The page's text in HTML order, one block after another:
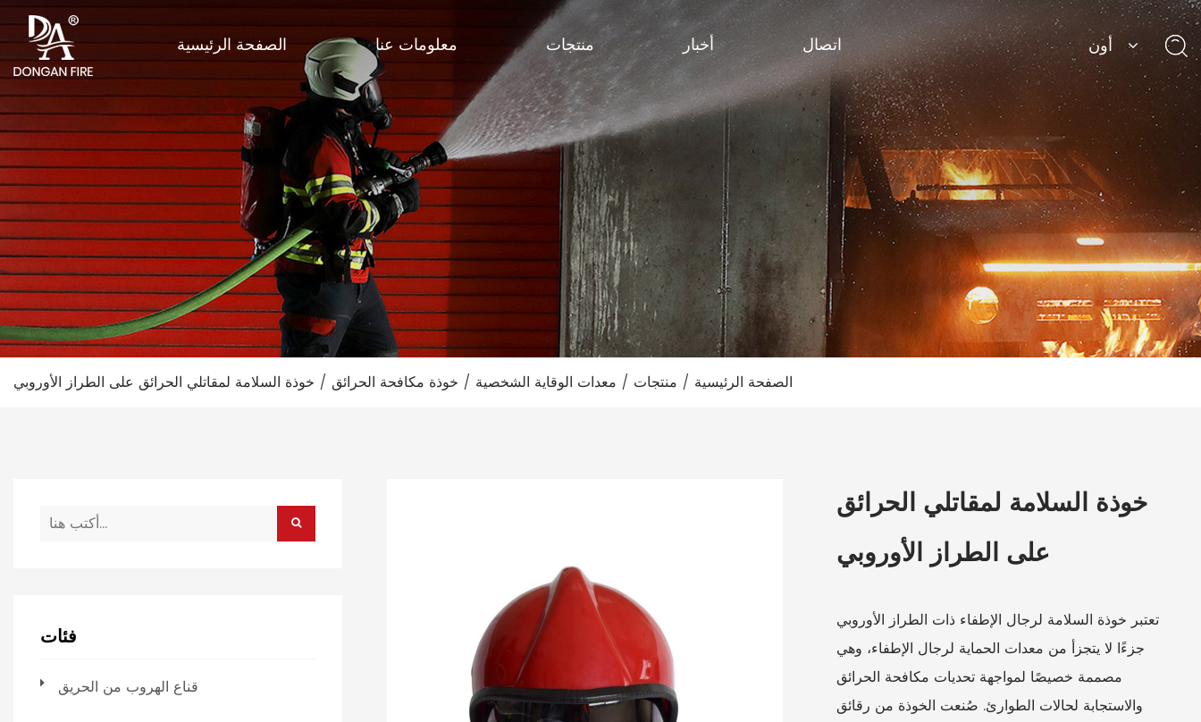
الصفحة الرئيسية معلومات عنا منتجات أخبار اتصال أون
الصفحة الرئيسية / منتجات / معدات الوقاية الشخصية / خوذة مكافحة الحرائق / خوذة السلامة لمقاتلي الحرائق على الطراز الأوروبي
فئات
قناع الهروب من الحريق
خوذة السلامة لمقاتلي الحرائق
على الطراز الأوروبي
تعتبر خوذة السلامة لرجال الإطفاء ذات الطراز الأوروبي
جزءًا لا يتجزأ من معدات الحماية لرجال الإطفاء، وهي
مصممة خصيصًا لمواجهة تحديات مكافحة الحرائق
والاستجابة لحالات الطوارئ. صُنعت الخوذة من رقائق